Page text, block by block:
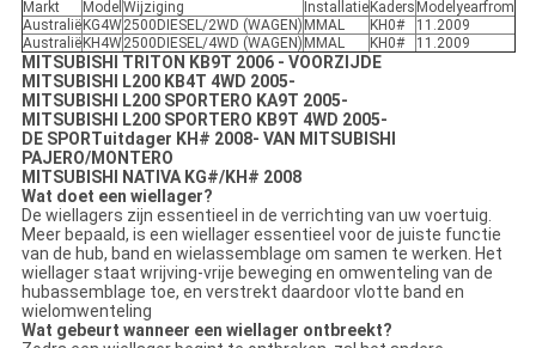
Markt
Model Wijziging Installatie Kaders Modelyearfrom
Australië KG4W2500DIESEL/2WD (WAGEN) MMAL KH0#
11.2009
Australië KH4W2500DIESEL/4WD (WAGEN) MMAL KH0# 11.2009
MITSUBISHI TRITON KB9T 2006 - VOORZIJDE
MITSUBISHI L200 KB4T 4WD 2005-
MITSUBISHI L200 SPORTERO KA9T 2005-
MITSUBISHI L200 SPORTERO KB9T 4WD 2005-
DE SPORTuitdager KH# 2008- VAN MITSUBISHI
PAJERO/MONTERO
MITSUBISHI NATIVA KG#/KH# 2008
Wat doet een wiellager?
De wiellagers zijn essentieel in de verrichting van uw voertuig.
Meer bepaald, is een wiellager essentieel voor de juiste functie
van de hub, band en wielassemblage om samen te werken. Het
wiellager staat wrijving-vrije beweging en omwenteling van de
hubassemblage toe, en verstrekt daardoor vlotte band en
wielomwenteling
Wat gebeurt wanneer een wiellager ontbreekt?